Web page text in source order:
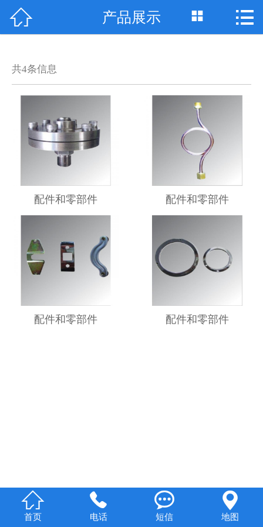
网站首页
产品展示
技术支持
案例展示
资质荣誉
English
 产品展示  
共4条信息
配件和零部件 配件和零部件
配件和零部件 配件和零部件

首页

电话

短信

地图